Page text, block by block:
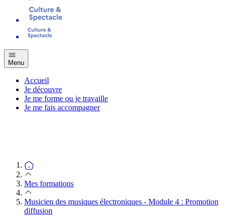
Menu
Accueil
Je découvre
Je me forme ou je travaille
Je me fais accompagner
Mes formations
Musicien des musiques électroniques - Module 4 : Promotion
diffusion